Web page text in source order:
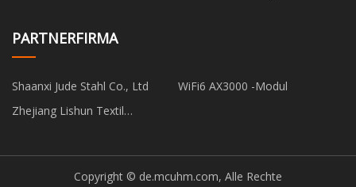
PARTNERFIRMA
Shaanxi Jude Stahl Co., Ltd
WiFi6 AX3000 -Modul
Zhejiang Lishun Textil
Copyright © de.mcuhm.com, Alle Rechte